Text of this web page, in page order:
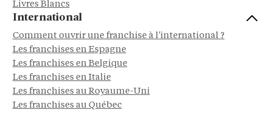
Livres Blancs
International
Comment ouvrir une franchise à l'international ?
Les franchises en Espagne
Les franchises en Belgique
Les franchises en Italie
Les franchises au Royaume-Uni
Les franchises au Québec